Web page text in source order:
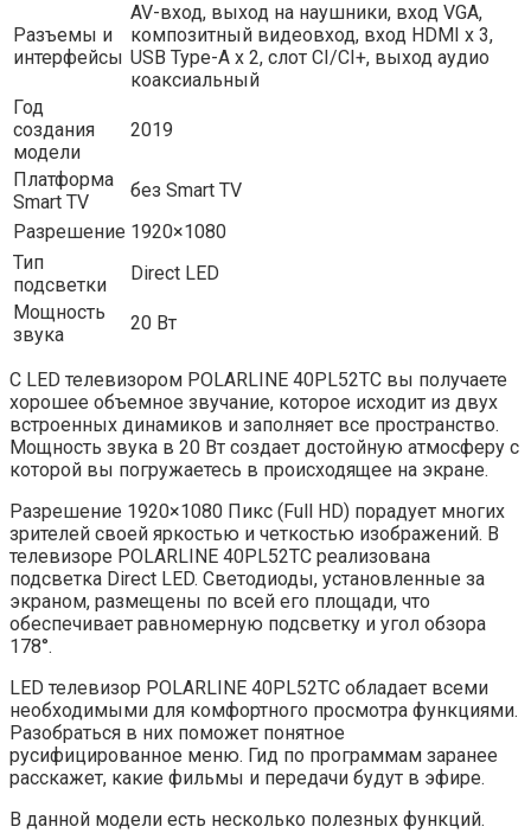
Разъемы и
интерфейсы
AV-вход, выход на наушники, вход VGA,
композитный видеовход, вход HDMI x 3,
USB Type-A x 2, слот CI/CI+, выход аудио
коаксиальный
Год
создания
модели
2019
Платформа
Smart TV
без Smart TV
Разрешение 1920×1080
Тип
подсветки
Direct LED
Мощность
звука
20 Вт
С LED телевизором POLARLINE 40PL52TC вы получаете
хорошее объемное звучание, которое исходит из двух
встроенных динамиков и заполняет все пространство.
Мощность звука в 20 Вт создает достойную атмосферу с
которой вы погружаетесь в происходящее на экране.
Разрешение 1920×1080 Пикс (Full HD) порадует многих
зрителей своей яркостью и четкостью изображений. В
телевизоре POLARLINE 40PL52TC реализована
подсветка Direct LED. Светодиоды, установленные за
экраном, размещены по всей его площади, что
обеспечивает равномерную подсветку и угол обзора
178°.
LED телевизор POLARLINE 40PL52TC обладает всеми
необходимыми для комфортного просмотра функциями.
Разобраться в них поможет понятное
русифицированное меню. Гид по программам заранее
расскажет, какие фильмы и передачи будут в эфире.
В данной модели есть несколько полезных функций.